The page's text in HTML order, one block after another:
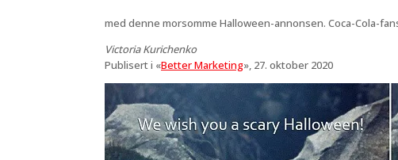
med denne morsomme Halloween-annonsen. Coca-Cola-
Victoria Kurichenko
Publisert i «Better Marketing», 27. oktober 2020